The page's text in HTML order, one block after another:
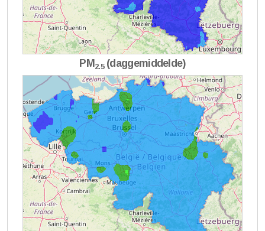
PM2.5(daggemiddelde)